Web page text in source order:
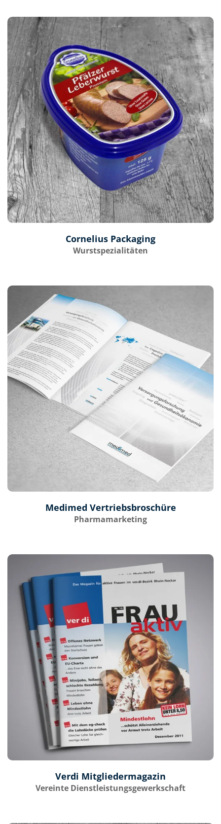
Cornelius Packaging
Wurstspezialitäten
Medimed Vertriebsbroschüre
Pharmamarketing
Verdi Mitgliedermagazin
Vereinte Dienstleistungsgewerkschaft